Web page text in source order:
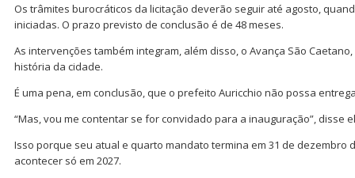
Os trâmites burocráticos da licitação deverão seguir até agosto,
iniciadas. O prazo previsto de conclusão é de 48 meses.
As intervenções também integram, além disso, o Avança São
história da cidade.
É uma pena, em conclusão, que o prefeito Auricchio não possa
“Mas, vou me contentar se for convidado para a inauguração”, disse
Isso porque seu atual e quarto mandato termina em 31 de dezembro
acontecer só em 2027.